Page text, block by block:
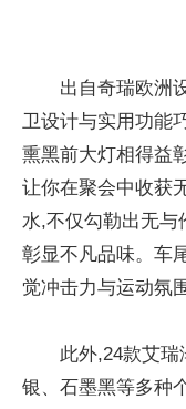
出自奇瑞欧洲
卫设计与实用功能
熏黑前大灯相得益
让你在聚会中收获
水,不仅勾勒出无与
彰显不凡品味。车
觉冲击力与运动氛
此外,24款艾
银、石墨黑等多种